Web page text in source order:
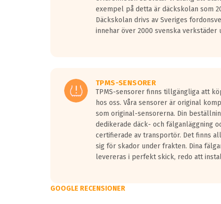
Vid körning i över 50km/h brukar
På däckmärkningen kommer det finnas en
medans de vita vågorna påvisar om det är ett tyst
Ett däck med tre svarta vågor uppnår de
exempel på detta är däckskolan som
Däckskolan drivs av Sveriges
innehar över 2000 svenska verkstäder
TPMS-SENSORER
TPMS-sensorer finns tillgängliga att
hos oss. Våra sensorer är original
som original-sensorerna. Din
dedikerade däck- och fälganläggning
certifierade av transportör. Det finns
sig för skador under frakten. Dina
levereras i perfekt skick, redo att
GOOGLE RECENSIONER